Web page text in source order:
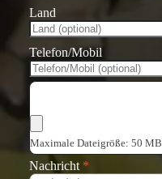
Land
Telefon/Mobil
Maximale Dateigröße: 50 MB
Nachricht *